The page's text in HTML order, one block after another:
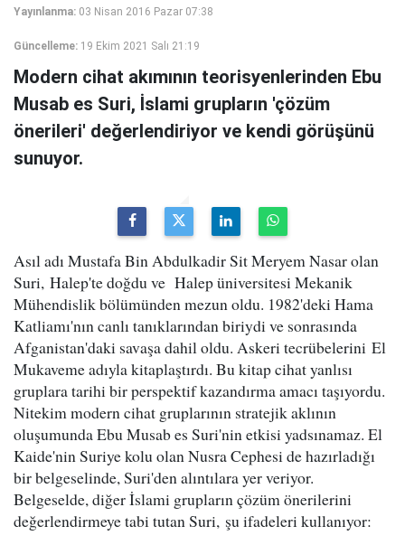
Yayınlanma: 03 Nisan 2016 Pazar 07:38
Güncelleme: 19 Ekim 2021 Salı 21:19
Modern cihat akımının teorisyenlerinden Ebu
Musab es Suri, İslami grupların 'çözüm
önerileri' değerlendiriyor ve kendi görüşünü
sunuyor.
Asıl adı Mustafa Bin Abdulkadir Sit Meryem Nasar olan
Suri, Halep'te doğdu ve Halep üniversitesi Mekanik
Mühendislik bölümünden mezun oldu. 1982'deki Hama
Katliamı'nın canlı tanıklarından biriydi ve sonrasında
Afganistan'daki savaşa dahil oldu. Askeri tecrübelerini El
Mukaveme adıyla kitaplaştırdı. Bu kitap cihat yanlısı
gruplara tarihi bir perspektif kazandırma amacı taşıyordu.
Nitekim modern cihat gruplarının stratejik aklının
oluşumunda Ebu Musab es Suri'nin etkisi yadsınamaz. El
Kaide'nin Suriye kolu olan Nusra Cephesi de hazırladığı
bir belgeselinde, Suri'den alıntılara yer veriyor.
Belgeselde, diğer İslami grupların çözüm önerilerini
değerlendirmeye tabi tutan Suri, şu ifadeleri kullanıyor: